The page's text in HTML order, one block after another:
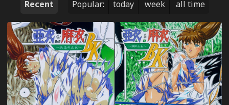
Recent Popular: today week all time